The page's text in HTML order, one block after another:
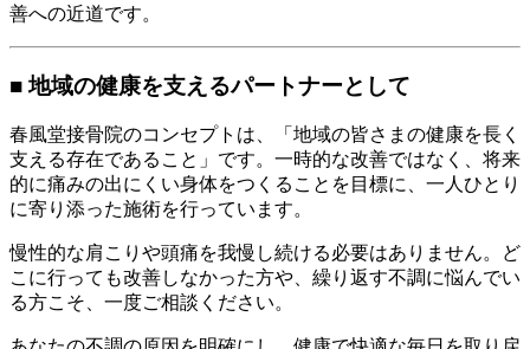
善への近道です。
■ 地域の健康を支えるパートナーとして
春風堂接骨院のコンセプトは、「地域の皆さまの健康を長く
支える存在であること」です。一時的な改善ではなく、将来
的に痛みの出にくい身体をつくることを目標に、一人ひとり
に寄り添った施術を行っています。
慢性的な肩こりや頭痛を我慢し続ける必要はありません。ど
こに行っても改善しなかった方や、繰り返す不調に悩んでい
る方こそ、一度ご相談ください。